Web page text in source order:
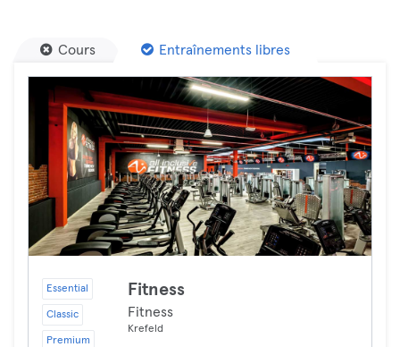
Cours Entraînements libres
Essential
Classic
Premium
Fitness
Fitness
Krefeld